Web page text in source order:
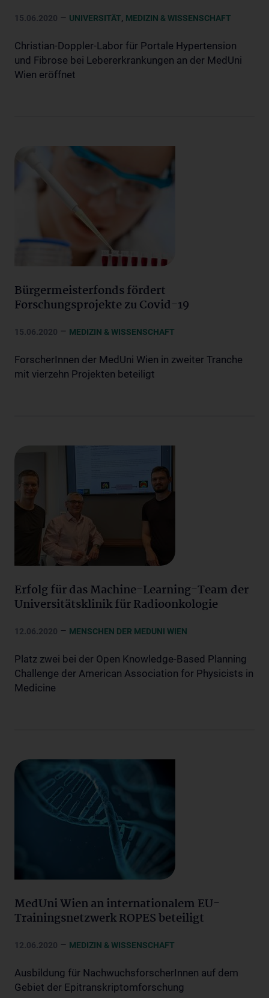
15.06.2020 – UNIVERSITÄT, MEDIZIN & WISSENSCHAFT
Christian-Doppler-Labor für Portale Hypertension
und Fibrose bei Lebererkrankungen an der MedUni
Wien eröffnet
Bürgermeisterfonds fördert
Forschungsprojekte zu Covid-19
15.06.2020 – MEDIZIN & WISSENSCHAFT
ForscherInnen der MedUni Wien in zweiter Tranche
mit vierzehn Projekten beteiligt
Erfolg für das Machine-Learning-Team der
Universitätsklinik für Radioonkologie
12.06.2020 – MENSCHEN DER MEDUNI WIEN
Platz zwei bei der Open Knowledge-Based Planning
Challenge der American Association for Physicists in
Medicine
MedUni Wien an internationalem EU-
Trainingsnetzwerk ROPES beteiligt
12.06.2020 – MEDIZIN & WISSENSCHAFT
Ausbildung für NachwuchsforscherInnen auf dem
Gebiet der Epitranskriptomforschung